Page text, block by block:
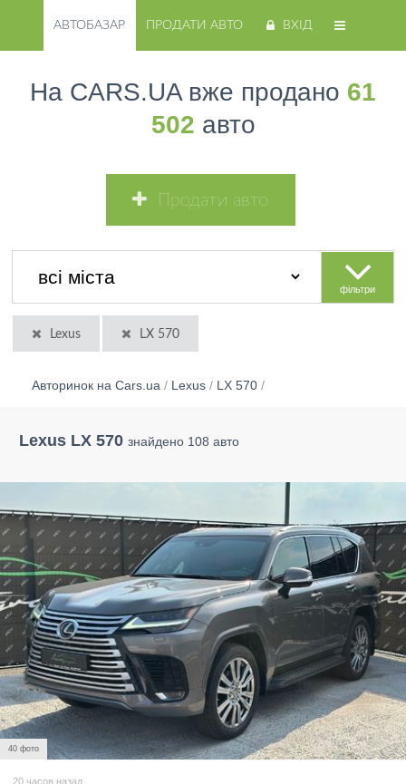
АВТОБАЗАР ПРОДАТИ АВТО ВХІД
На CARS.UA вже продано 61
502 авто
Продати авто
фільтри
Lexus LX 570
Авторинок на Cars.ua / Lexus / LX 570 /
Lexus LX 570 знайдено 108 авто
40 фото
20 часов назад